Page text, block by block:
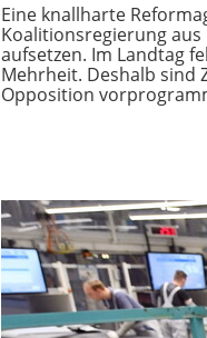
Eine knallharte
Koalitionsregierung aus
aufsetzen. Im Landtag
Mehrheit. Deshalb sind
Opposition